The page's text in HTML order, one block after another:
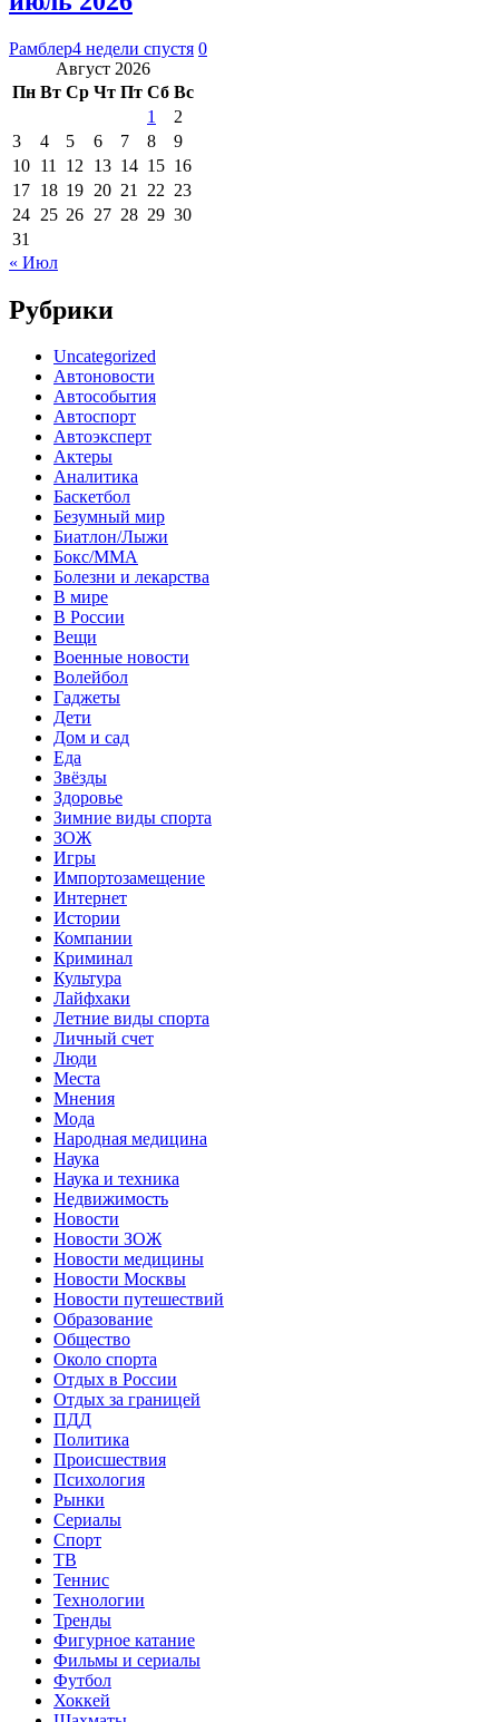
Рамблер4 недели спустя 0
Август 2026
Пн Вт Ср Чт Пт Сб Вс
1
2
3
4 5 6 7 8
9
10 11 12 13 14 15 16
17 18 19 20 21 22 23
24 25 26 27 28 29 30
31
« Июл
Рубрики
Uncategorized
Автоновости
Автособытия
Автоспорт
Автоэксперт
Актеры
Аналитика
Баскетбол
Безумный мир
Биатлон/Лыжи
Бокс/MMA
Болезни и лекарства
В мире
В России
Вещи
Военные новости
Волейбол
Гаджеты
Дети
Дом и сад
Еда
Звёзды
Здоровье
Зимние виды спорта
ЗОЖ
Игры
Импортозамещение
Интернет
Истории
Компании
Криминал
Культура
Лайфхаки
Летние виды спорта
Личный счет
Люди
Места
Мнения
Мода
Народная медицина
Наука
Наука и техника
Недвижимость
Новости
Новости ЗОЖ
Новости медицины
Новости Москвы
Новости путешествий
Образование
Общество
Около спорта
Отдых в России
Отдых за границей
ПДД
Политика
Происшествия
Психология
Рынки
Сериалы
Спорт
ТВ
Теннис
Технологии
Тренды
Фигурное катание
Фильмы и сериалы
Футбол
Хоккей